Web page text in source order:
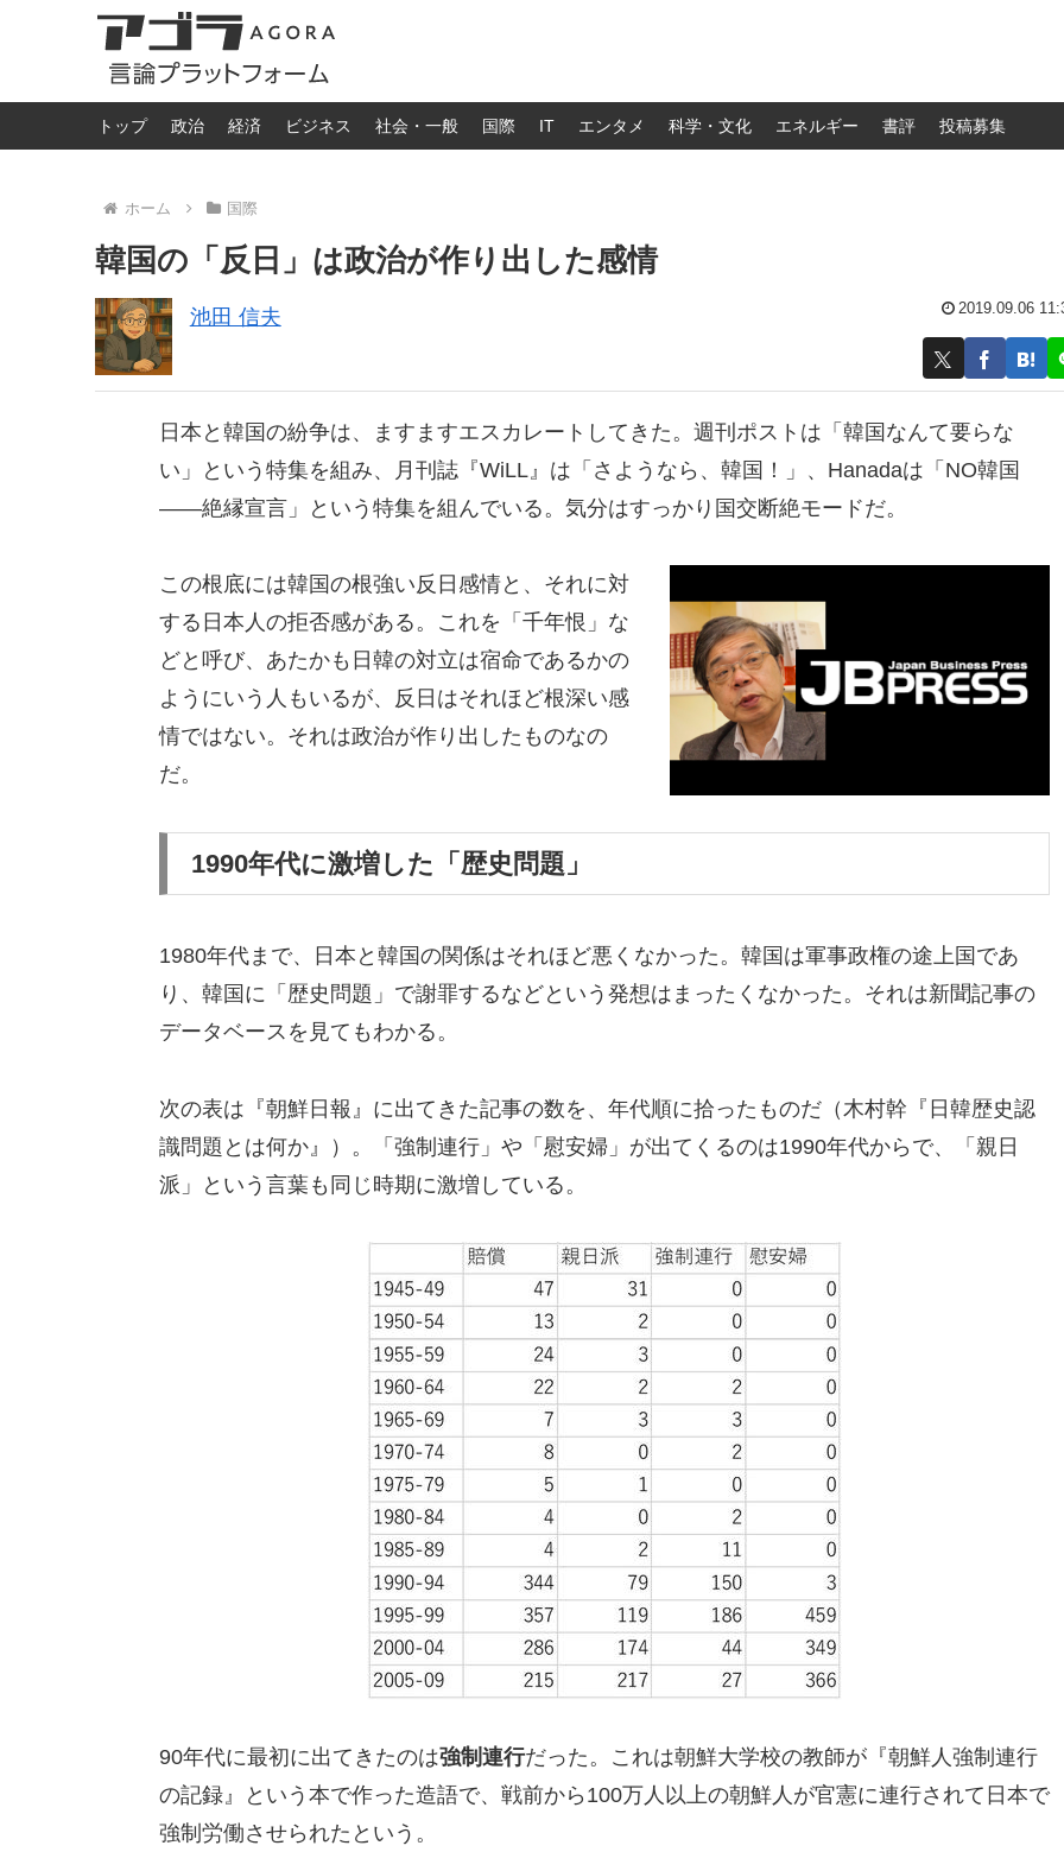
トップ 政治 経済 ビジネス 社会・一般 国際 IT エンタメ 科学・文化 エネルギー 書評 投稿募集
ホーム 国際
韓国の「反日」は政治が作り出した感情
池田 信夫 2019.09.06
日本と韓国の紛争は、ますますエスカレートしてきた。週刊ポストは「韓国なんて要らな
い」という特集を組み、月刊誌『WiLL』は「さようなら、韓国！」、Hanadaは「NO韓国
――絶縁宣言」という特集を組んでいる。気分はすっかり国交断絶モードだ。
この根底には韓国の根強い反日感情と、それに対
する日本人の拒否感がある。これを「千年恨」な
どと呼び、あたかも日韓の対立は宿命であるかの
ようにいう人もいるが、反日はそれほど根深い感
情ではない。それは政治が作り出したものなの
だ。
1990年代に激増した「歴史問題」
1980年代まで、日本と韓国の関係はそれほど悪くなかった。韓国は軍事政権の途上国であ
り、韓国に「歴史問題」で謝罪するなどという発想はまったくなかった。それは新聞記事の
データベースを見てもわかる。
次の表は『朝鮮日報』に出てきた記事の数を、年代順に拾ったものだ（木村幹『日韓歴史認
識問題とは何か』）。「強制連行」や「慰安婦」が出てくるのは1990年代からで、「親日
派」という言葉も同じ時期に激増している。
90年代に最初に出てきたのは強制連行だった。これは朝鮮大学校の教師が『朝鮮人強制連行
の記録』という本で作った造語で、戦前から100万人以上の朝鮮人が官憲に連行されて日本で
強制労働させられたという。